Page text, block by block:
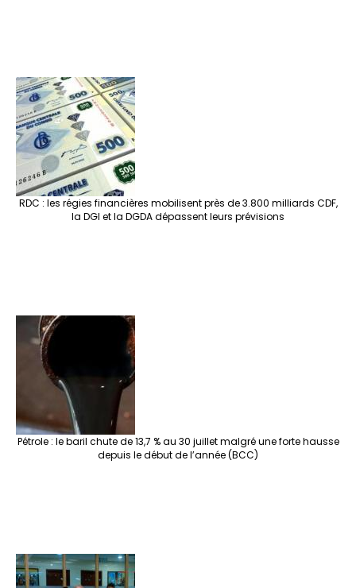
RDC : les régies financières mobilisent près de 3.800 milliards CDF,
la DGI et la DGDA dépassent leurs prévisions
Pétrole : le baril chute de 13,7 % au 30 juillet malgré une forte hausse
depuis le début de l’année (BCC)